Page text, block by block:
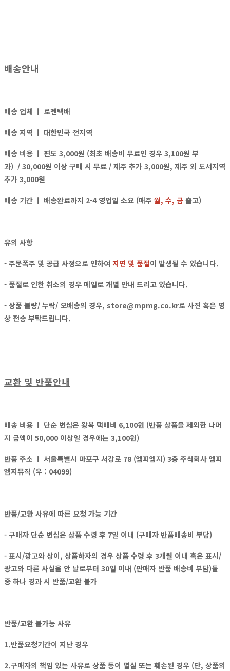
배송안내
배송 업체 ㅣ 로젠택배
배송 지역 ㅣ 대한민국 전지역
배송 비용 ㅣ 편도 3,000원 (최초 배송비 무료인 경우 3,100원 부
과) / 30,000원 이상 구매 시 무료 / 제주 추가 3,000원, 제주 외 도서지역
추가 3,000원
배송 기간 ㅣ 배송완료까지 2-4 영업일 소요 (매주 월, 수, 금 출고)
유의 사항
- 주문폭주 및 공급 사정으로 인하여 지연 및 품절이 발생될 수 있습니다.
- 품절로 인한 취소의 경우 메일로 개별 안내 드리고 있습니다.
- 상품 불량/ 누락/ 오배송의 경우, store@mpmg.co.kr로 사진 혹은 영
상 전송 부탁드립니다.
교환 및 반품안내
배송 비용 ㅣ 단순 변심은 왕복 택배비 6,100원 (반품 상품을 제외한 나머
지 금액이 50,000 이상일 경우에는 3,100원)
반품 주소 ㅣ 서울특별시 마포구 서강로 78 (엠피엠지) 3층 주식회사 엠피
엠지뮤직 (우 : 04099)
반품/교환 사유에 따른 요청 가능 기간
- 구매자 단순 변심은 상품 수령 후 7일 이내 (구매자 반품배송비 부담)
- 표시/광고와 상이, 상품하자의 경우 상품 수령 후 3개월 이내 혹은 표시/
광고와 다른 사실을 안 날로부터 30일 이내 (판매자 반품 배송비 부담)둘
중 하나 경과 시 반품/교환 불가
반품/교환 불가능 사유
1.반품요청기간이 지난 경우
2.구매자의 책임 있는 사유로 상품 등이 멸실 또는 훼손된 경우 (단, 상품의